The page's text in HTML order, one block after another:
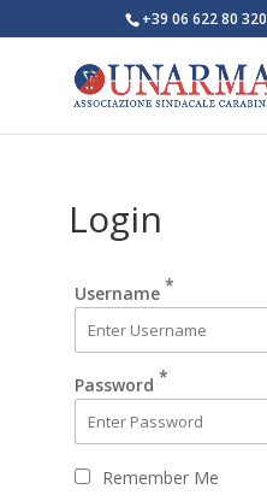
+39 06 622 80 320
Login
Username *
Password *
Remember Me